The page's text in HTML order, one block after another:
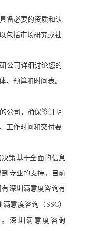
备必要的资质和认
包括市场研究或社
公司详细讨论您的
、预算和时间表。
公司，确保签订明
工作时间和交付要
策基于全面的信息
专业的支持。 目前
有深圳满意度咨询有
满意度咨询（ SSC）
深圳满意度咨询